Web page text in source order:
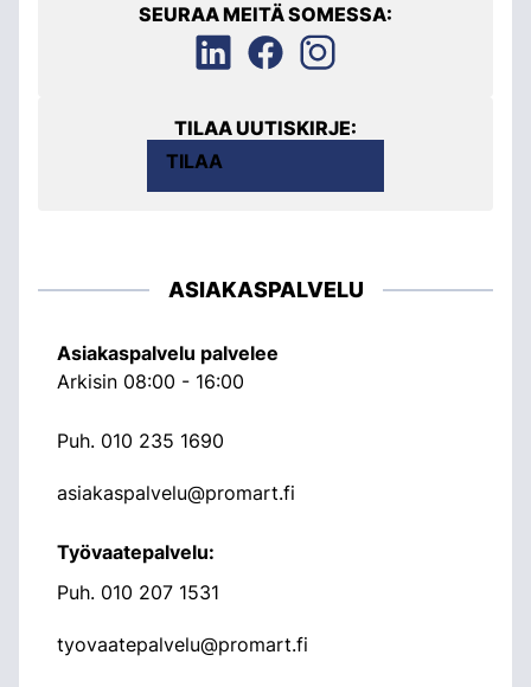
SEURAA MEITÄ SOMESSA:
TILAA UUTISKIRJE:
TILAA
ASIAKASPALVELU
Asiakaspalvelu palvelee
Arkisin 08:00 - 16:00
Puh. 010 235 1690
asiakaspalvelu@promart.fi
Työvaatepalvelu:
Puh. 010 207 1531
tyovaatepalvelu@promart.fi